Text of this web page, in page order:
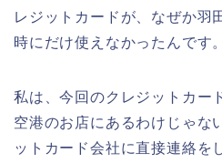
レジットカードが、なぜか羽
時にだけ使えなかったんです。
私は、今回のクレジットカー
空港のお店にあるわけじゃな
ットカード会社に直接連絡を